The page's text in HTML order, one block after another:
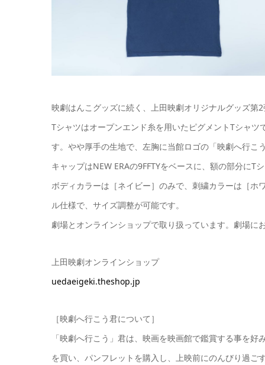
映劇はんこグッズに続く、上田映劇オリジナルグッズ
Tシャツはオープンエンド糸を用いたピグメントTシャ
す。やや厚手の生地で、左胸に当館ロゴの「映劇へ行
キャップはNEW ERAの9FFTYをベースに、額の部分に
ボディカラーは［ネイビー］のみで、刺繍カラーは［
ル仕様で、サイズ調整が可能です。
劇場とオンラインショップで取り扱っています。劇場に
上田映劇オンラインショップ
uedaeigeki.theshop.jp
［映劇へ行こう君について］
「映劇へ行こう」君は、映画を映画館で鑑賞する事を
を買い、パンフレットを購入し、上映前にのんびり過